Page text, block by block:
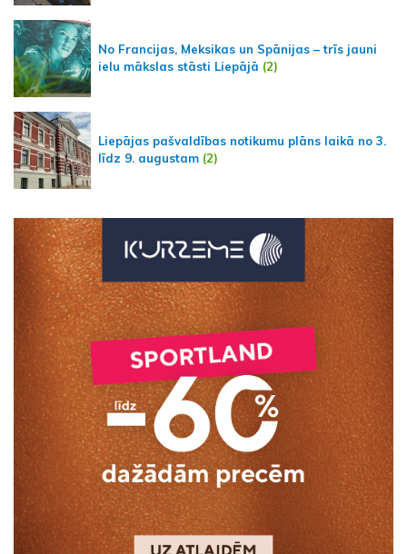
No Francijas, Meksikas un Spānijas – trīs jauni
ielu mākslas stāsti Liepājā (2)
Liepājas pašvaldības notikumu plāns laikā no 3.
līdz 9. augustam (2)